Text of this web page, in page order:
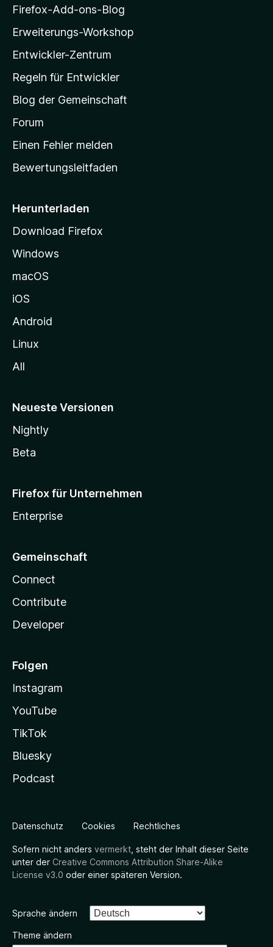
i
l
a
-
t
a
r
s
i
e
g
e
n
Firefox-Add-ons-Blog
Erweiterungs-Workshop
Entwickler-Zentrum
Regeln für Entwickler
Blog der Gemeinschaft
Forum
Einen Fehler melden
Bewertungsleitfaden
Herunterladen
Download Firefox
Windows
macOS
iOS
Android
Linux
All
Neueste Versionen
Nightly
Beta
Firefox für Unternehmen
Enterprise
Gemeinschaft
Connect
Contribute
Developer
Folgen
Instagram
YouTube
TikTok
Bluesky
Podcast
Datenschutz Cookies Rechtliches
Sofern nicht anders vermerkt , steht der Inhalt dieser Seite
unter der Creative Commons Attribution Share-Alike
License v3.0 oder einer späteren Version.
Sprache ändern
Theme ändern